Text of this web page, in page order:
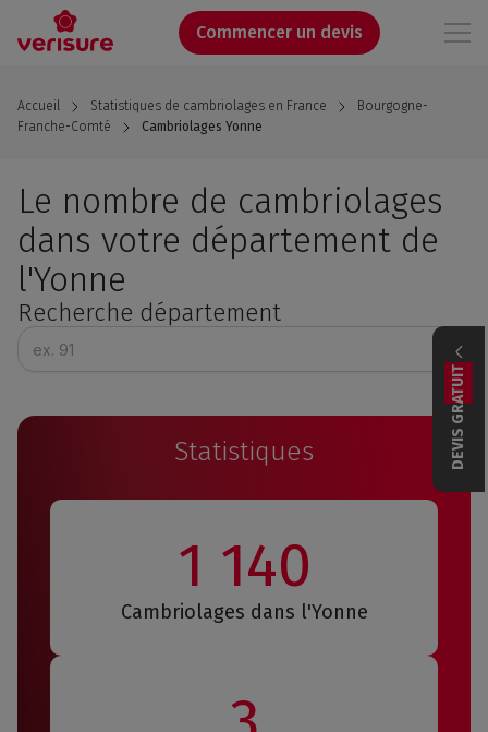
contenu
Commencer un devis
Accueil Statistiques de cambriolages en France
Bourgogne-
Franche-Comté
Cambriolages Yonne
DEVIS GRATUIT
Le nombre de cambriolages
dans votre département de
l'Yonne
Recherche département
Statistiques
1 140
Cambriolages dans l'Yonne